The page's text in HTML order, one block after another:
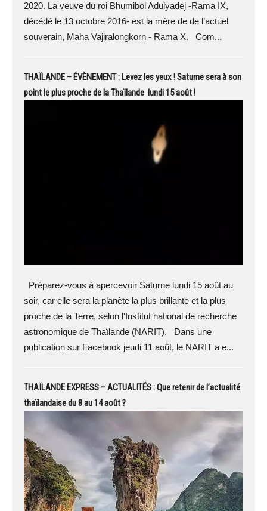
2020. La veuve du roi Bhumibol Adulyadej -Rama IX,
décédé le 13 octobre 2016- est la mère de de l’actuel
souverain, Maha Vajiralongkorn - Rama X. Com...
THAÏLANDE – ÉVÈNEMENT : Levez les yeux ! Saturne sera à son
point le plus proche de la Thaïlande lundi 15 août !
Préparez-vous à apercevoir Saturne lundi 15 août au
soir, car elle sera la planète la plus brillante et la plus
proche de la Terre, selon l'Institut national de recherche
astronomique de Thaïlande (NARIT). Dans une
publication sur Facebook jeudi 11 août, le NARIT a e...
THAÏLANDE EXPRESS – ACTUALITÉS : Que retenir de l’actualité
thaïlandaise du 8 au 14 août ?